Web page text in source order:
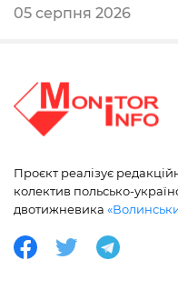
05 серпня 2026
Проєкт реалізує
колектив польсько-
двотижневика